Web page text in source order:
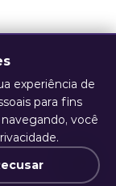
experiência de
para fins
você